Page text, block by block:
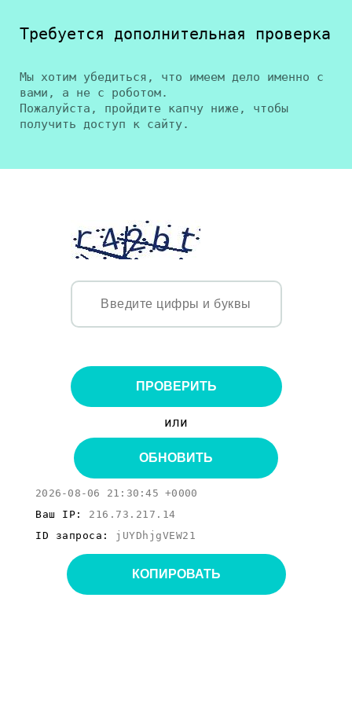
Требуется дополнительная проверка
Мы хотим убедиться, что имеем дело именно с
вами, а не с роботом.
Пожалуйста, пройдите капчу ниже, чтобы
получить доступ к сайту.
ПРОВЕРИТЬ
или
ОБНОВИТЬ
2026-08-06 21:30:45 +0000
Ваш IP: 216.73.217.14
ID запроса: jUYDhjgVEW21
КОПИРОВАТЬ